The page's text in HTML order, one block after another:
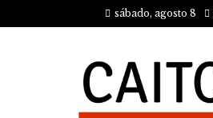
sábado, agosto 8